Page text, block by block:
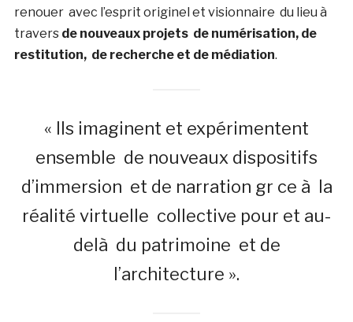
renouer avec l’esprit originel et visionnaire du lieu à
travers de nouveaux projets de numérisation, de
restitution, de recherche et de médiation.
« Ils imaginent et expérimentent
ensemble de nouveaux dispositifs
d’immersion et de narration gr ce à la
réalité virtuelle collective pour et au-
delà du patrimoine et de
l’architecture ».